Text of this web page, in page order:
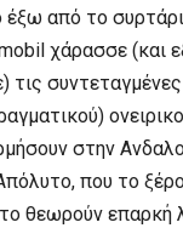
έξω από το
χάρασσε (και
συντεταγμένες
στην
που το
θεωρούν επαρκή